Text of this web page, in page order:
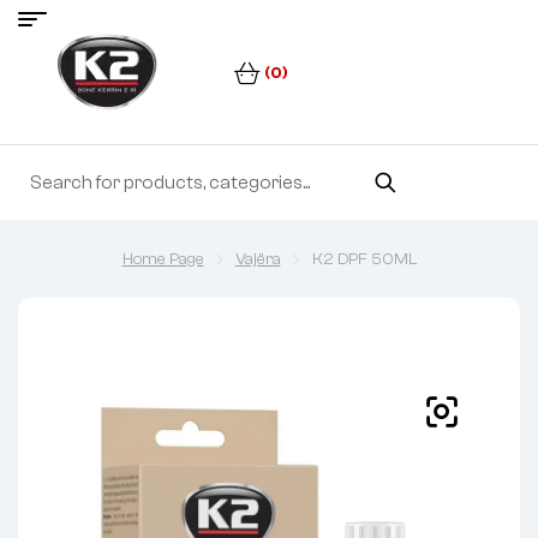
(0)
Home Page Vajëra K2 DPF 50ML